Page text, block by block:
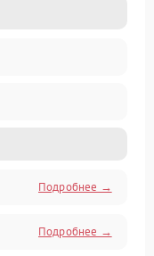
Подробнее →
Подробнее →